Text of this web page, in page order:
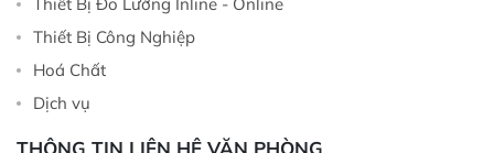
Thiết Bị Công Nghiệp
Hoá Chất
Dịch vụ
THÔNG TIN LIÊN HỆ VĂN PHÒNG